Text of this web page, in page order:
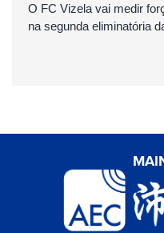
O FC Vizela vai medir
na segunda eliminatória